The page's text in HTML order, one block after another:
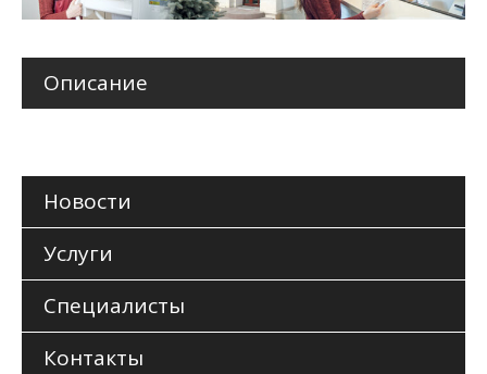
Описание
Новости
Услуги
Специалисты
Контакты